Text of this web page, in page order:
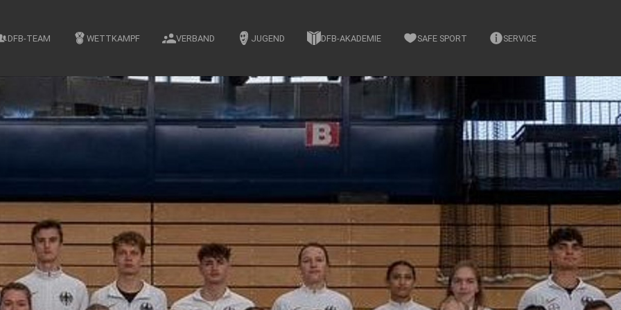
DFB-TEAM WETTKAMPF VERBAND JUGEND DFB-AKADEMIE SAFE SPORT SERVICE